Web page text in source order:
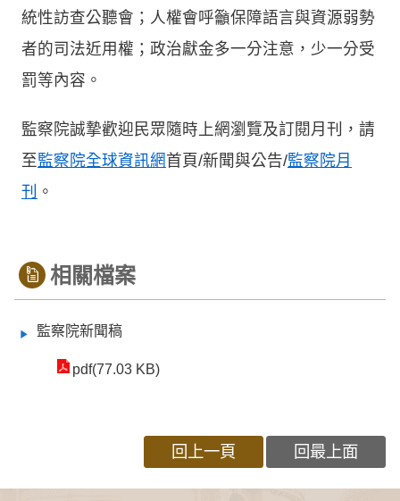
統性訪查公聽會；人權會呼籲保障語言與資源弱勢
者的司法近用權；政治獻金多一分注意，少一分受
罰等內容。
監察院誠摯歡迎民眾隨時上網瀏覽及訂閱月刊，請
至監察院全球資訊網 首頁/新聞與公告/監察院月
刊 。
相關檔案
監察院新聞稿
pdf(77.03 KB)
回上一頁 回最上面